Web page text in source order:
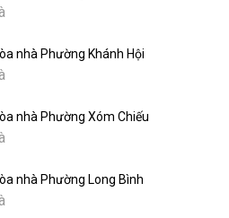
nhà Phường Khánh Hội
nhà Phường Xóm Chiếu
nhà Phường Long Bình